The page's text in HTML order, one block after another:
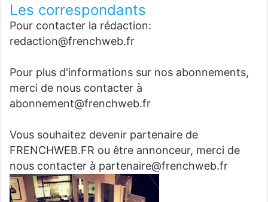
Les correspondants
Pour contacter la rédaction:
redaction@frenchweb.fr
Pour plus d'informations sur nos abonnements,
merci de nous contacter à
abonnement@frenchweb.fr
Vous souhaitez devenir partenaire de
FRENCHWEB.FR ou être annonceur, merci de
nous contacter à partenaire@frenchweb.fr